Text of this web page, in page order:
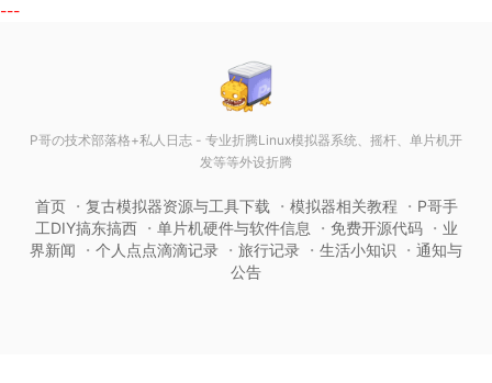
---
P哥の技术部落格+私人日志 - 专业折腾Linux模拟器系统、摇杆、单片机开
发等等外设折腾
首页 复古模拟器资源与工具下载 模拟器相关教程
P哥手
工DIY搞东搞西
单片机硬件与软件信息 免费开源代码
业
界新闻
个人点点滴滴记录 旅行记录 生活小知识
通知与
公告